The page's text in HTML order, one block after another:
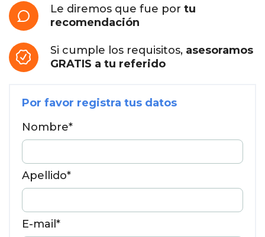
Le diremos que fue por tu
recomendación
Si cumple los requisitos, asesoramos
GRATIS a tu referido
Por favor registra tus datos
Nombre*
Apellido*
E-mail*